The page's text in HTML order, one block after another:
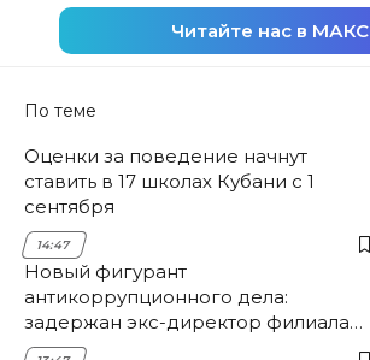
Читайте нас в МАКС
По теме
Оценки за поведение начнут
ставить в 17 школах Кубани с 1
сентября
14:47
Новый фигурант
антикоррупционного дела:
задержан экс-директор филиала
НЭСК Крымска